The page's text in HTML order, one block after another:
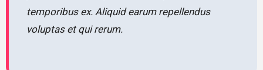
temporibus ex. Aliquid earum repellendus
voluptas et qui rerum.